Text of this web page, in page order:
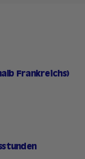
Frankreichs)